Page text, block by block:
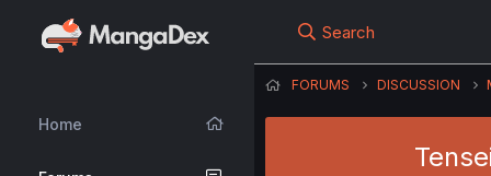
Home
Search
FORUMS DISCUSSION